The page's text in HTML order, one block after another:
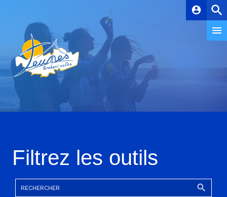
account_circle
Filtrez les outils